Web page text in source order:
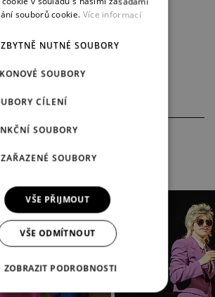
Jan Maléř
Z INSCENACE
souborů cookie. Více informací
NUTNÉ SOUBORY
SOUBORY
CÍLENÍ
SOUBORY
SOUBORY
VŠE PŘIJMOUT
VŠE ODMÍTNOUT
ZOBRAZIT PODROBNOSTI